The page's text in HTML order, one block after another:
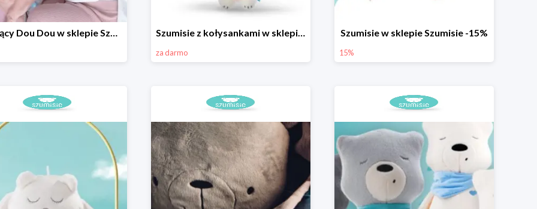
Szumiący Dou Dou w sklepie Szumisie -15% Szumisie z kołysankami w sklepie Szumisie - teraz darmowa dostawa
za darmo
Szumisie w sklepie Szumisie -15%
15%